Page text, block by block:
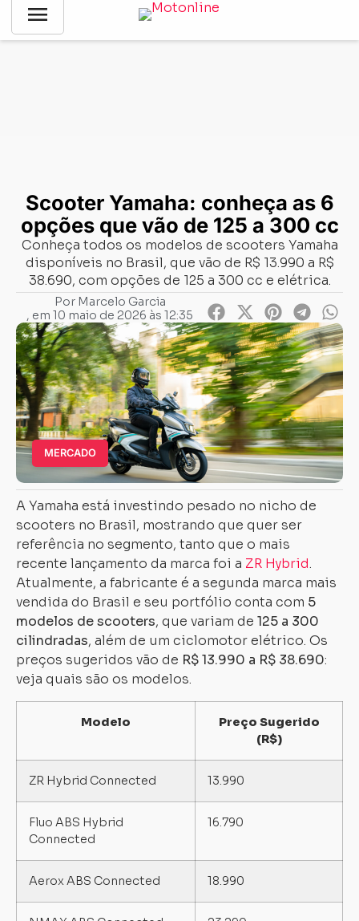
menu
Notícias
Scooter Yamaha: conheça as 6 opções
Scooter Yamaha: conheça as 6
opções que vão de 125 a 300 cc
Conheça todos os modelos de scooters Yamaha
disponíveis no Brasil, que vão de R$ 13.990 a R$
38.690, com opções de 125 a 300 cc e elétrica.
PorMarcelo Garcia
, em 10 maio de 2026 às 12:35
MERCADO
A Yamaha está investindo pesado no nicho de
scooters no Brasil, mostrando que quer ser
referência no segmento, tanto que o mais
recente lançamento da marca foi a ZR Hybrid.
Atualmente, a fabricante é a segunda marca mais
vendida do Brasil e seu portfólio conta com 5
modelos de scooters, que variam de 125 a 300
cilindradas, além de um ciclomotor elétrico. Os
preços sugeridos vão de R$ 13.990 a R$ 38.690:
veja quais são os modelos.
Modelo
Preço Sugerido
(R$)
ZR Hybrid Connected 13.990
Fluo ABS Hybrid
Connected
16.790
Aerox ABS Connected 18.990